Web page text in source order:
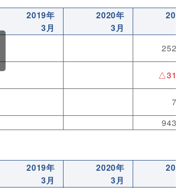
2019年
3月
2020年
3月
2019年
3月
2020年
3月